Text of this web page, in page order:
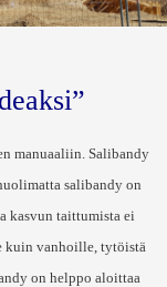
manuaaliin. Salibandy
salibandy on
kasvun taittumista ei
kuin vanhoille, tytöistä
on helppo aloittaa